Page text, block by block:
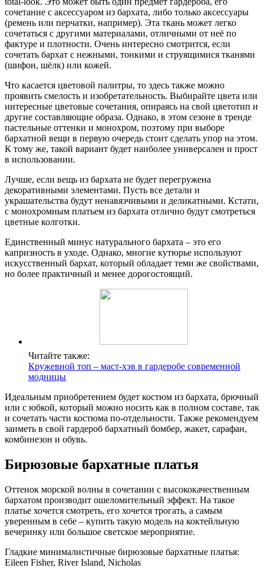
сочетание с аксессуаром из бархата, либо только аксессуары
(ремень или перчатки, например). Эта ткань может легко
сочетаться с другими материалами, отличными от неё по
фактуре и плотности. Очень интересно смотрится, если
сочетать бархат с нежными, тонкими и струящимися тканями
(шифон, шёлк) или кожей.
Что касается цветовой палитры, то здесь также можно
проявить смелость и изобретательность. Выбирайте цвета или
интересные цветовые сочетания, опираясь на свой цветотип и
другие составляющие образа. Однако, в этом сезоне в тренде
пастельные оттенки и монохром, поэтому при выборе
бархатной вещи в первую очередь стоит сделать упор на этом.
К тому же, такой вариант будет наиболее универсален и прост
в использовании.
Лучше, если вещь из бархата не будет перегружена
декоративными элементами. Пусть все детали и
украшательства будут ненавязчивыми и деликатными. Кстати,
с монохромным платьем из бархата отлично будут смотреться
цветные колготки.
Единственный минус натурального бархата – это его
капризность в уходе. Однако, многие кутюрье используют
искусственный бархат, который обладает теми же свойствами,
но более практичный и менее дорогостоящий.
Читайте также:
Кружевной топ – маст-хэв в гардеробе современной
модницы
Идеальным приобретением будет костюм из бархата, брючный
или с юбкой, который можно носить как в полном составе, так
и сочетать части костюма по-отдельности. Также рекомендуем
заиметь в свой гардероб бархатный бомбер, жакет, сарафан,
комбинезон и обувь.
Бирюзовые бархатные платья
Оттенок морской волны в сочетании с высококачественным
бархатом производит ошеломительный эффект. На такое
платье хочется смотреть, его хочется трогать, а самым
уверенным в себе – купить такую модель на коктейльную
вечеринку или большое светское мероприятие.
Гладкие минималистичные бирюзовые бархатные платья:
Eileen Fisher, River Island, Nicholas